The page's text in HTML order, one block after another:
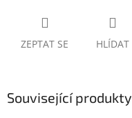
ZEPTAT SE HLÍDAT
Související produkty